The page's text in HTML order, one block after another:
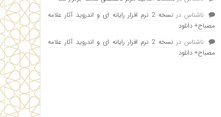
ناشناس در
نسخه 2 نرم افزار رایانه ای و اندروید آثار علامه
مصباح+ دانلود
ناشناس در
نسخه 2 نرم افزار رایانه ای و اندروید آثار علامه
مصباح+ دانلود